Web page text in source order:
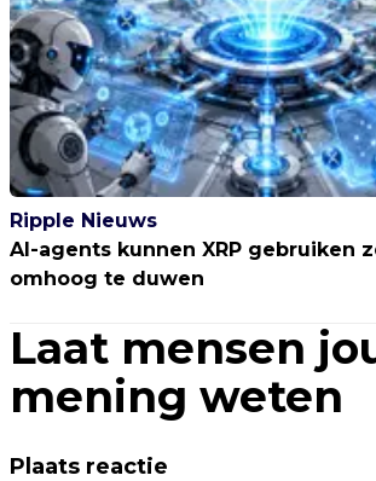
Ripple Nieuws
AI-agents kunnen XRP gebruiken
omhoog te duwen
Laat mensen
mening weten
Plaats reactie